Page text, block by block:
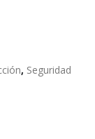
, Seguridad